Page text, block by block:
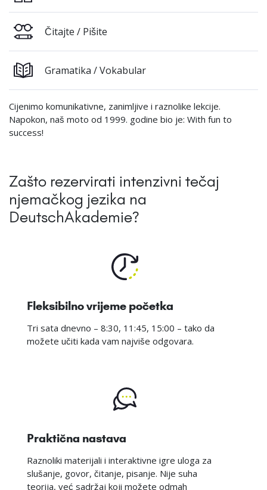
Čitajte / Pišite
Gramatika / Vokabular
Cijenimo komunikativne, zanimljive i raznolike lekcije.
Napokon, naš moto od 1999. godine bio je: With fun to
success!
Zašto rezervirati intenzivni tečaj
njemačkog jezika na
DeutschAkademie?
Fleksibilno vrijeme početka
Tri sata dnevno – 8:30, 11:45, 15:00 – tako da
možete učiti kada vam najviše odgovara.
Praktična nastava
Raznoliki materijali i interaktivne igre uloga za
slušanje, govor, čitanje, pisanje. Nije suha
teorija, već sadržaj koji možete odmah